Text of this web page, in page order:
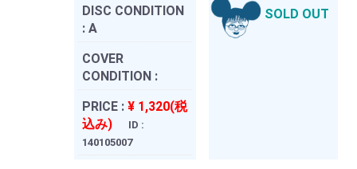
DISC CONDITION
: A
COVER
CONDITION :
PRICE : ¥ 1,320(税
込み)
ID :
140105007
SOLD OUT